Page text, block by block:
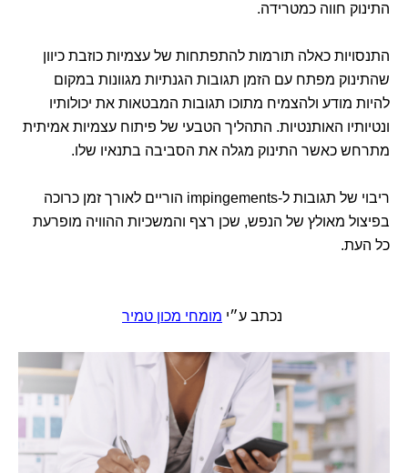
התינוק חווה כמטרידה.
התנסויות כאלה תורמות להתפתחות של עצמיות כוזבת כיוון
שהתינוק מפתח עם הזמן תגובות הגנתיות מגוונות במקום
להיות מודע ולהצמיח מתוכו תגובות המבטאות את יכולותיו
ונטיותיו האותנטיות. התהליך הטבעי של פיתוח עצמיות אמיתית
מתרחש כאשר התינוק מגלה את הסביבה בתנאיו שלו.
ריבוי של תגובות ל-impingements הוריים לאורך זמן כרוכה
בפיצול מאולץ של הנפש, שכן רצף והמשכיות ההוויה מופרעת
כל העת.
נכתב ע״י מומחי מכון טמיר